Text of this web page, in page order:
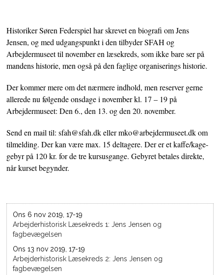
Historiker Søren Federspiel har skrevet en biografi om Jens
Jensen, og med udgangspunkt i den tilbyder SFAH og
Arbejdermuseet til november en læsekreds, som ikke bare ser på
mandens historie, men også på den faglige organiserings historie.
Der kommer mere om det nærmere indhold, men reserver gerne
allerede nu følgende onsdage i november kl. 17 – 19 på
Arbejdermuseet: Den 6., den 13. og den 20. november.
Send en mail til: sfah@sfah.dk eller mko@arbejdermuseet.dk om
tilmelding. Der kan være max. 15 deltagere. Der er et kaffe/kage-
gebyr på 120 kr. for de tre kursusgange. Gebyret betales direkte,
når kurset begynder.
Ons 6 nov 2019, 17-19
Arbejderhistorisk Læsekreds 1: Jens Jensen og
fagbevægelsen
Ons 13 nov 2019, 17-19
Arbejderhistorisk Læsekreds 2: Jens Jensen og
fagbevægelsen